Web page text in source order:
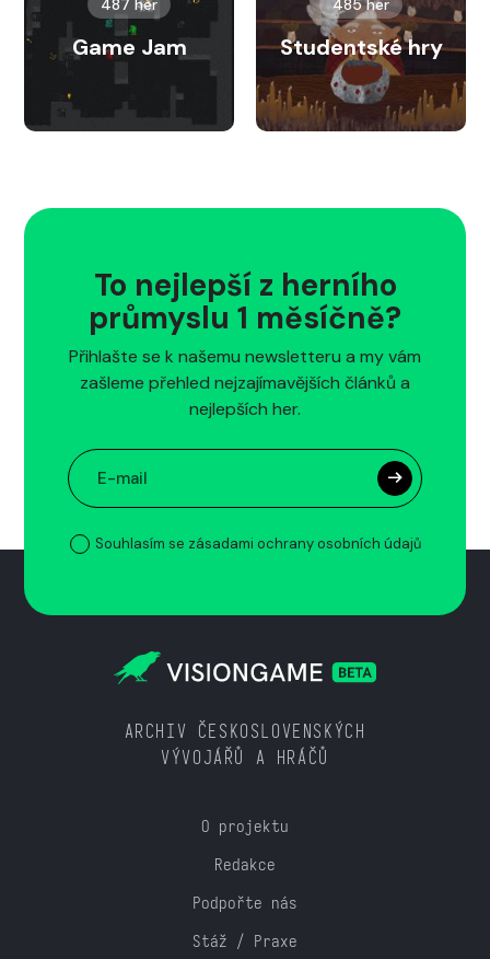
487 her
Game Jam
485 her
Studentské hry
To nejlepší z herního
průmyslu 1 měsíčně?
Přihlašte se k našemu newsletteru a my vám
zašleme přehled nejzajímavějších článků a
nejlepších her.
Souhlasím se zásadami ochrany osobních údajů
ARCHIV ČESKOSLOVENSKÝCH
VÝVOJÁŘŮ A HRÁČŮ
O projektu
Redakce
Podpořte nás
Stáž / Praxe